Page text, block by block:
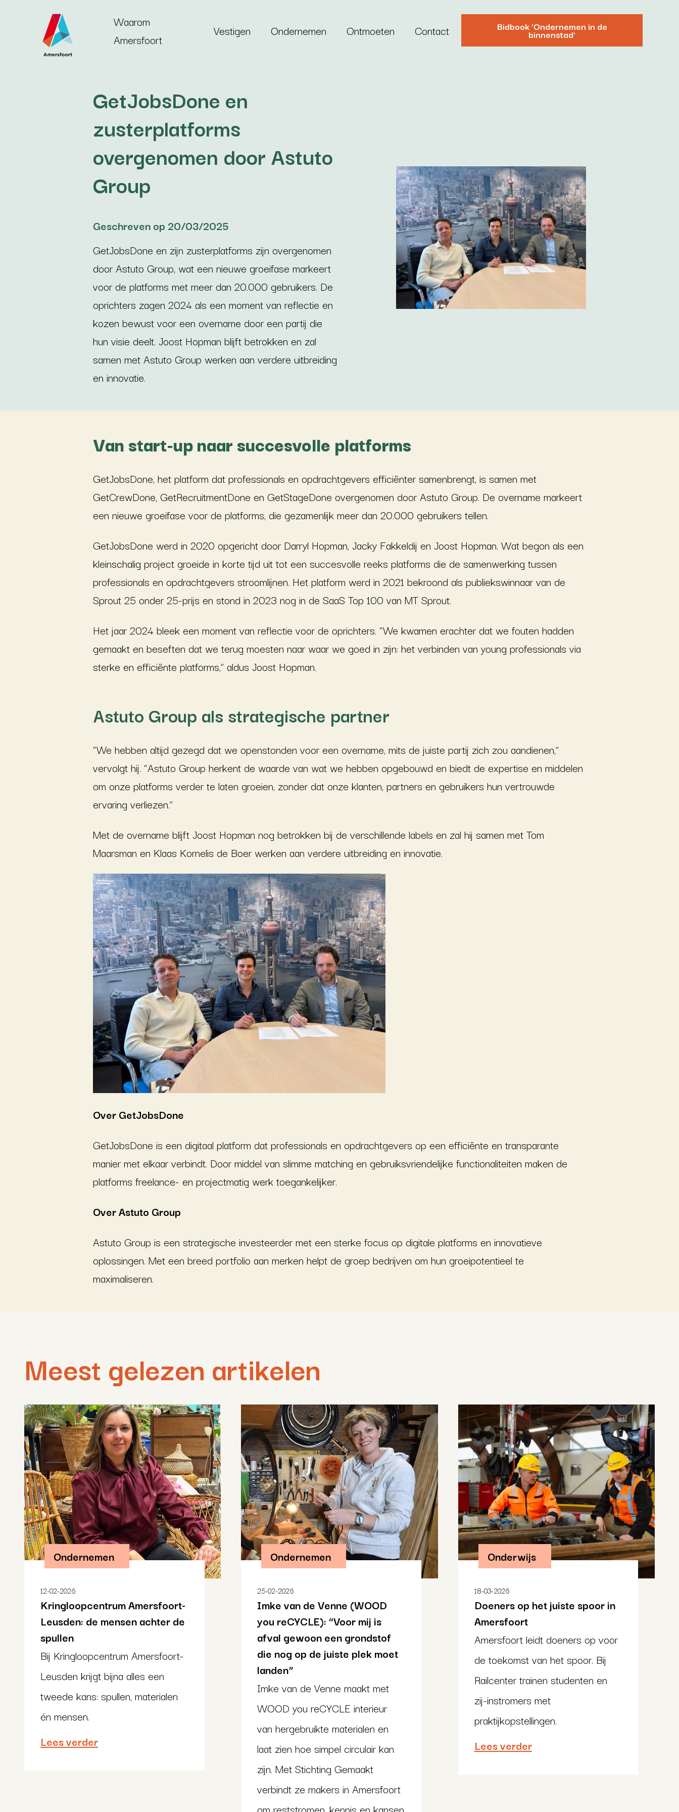
Waarom
Amersfoort
Vestigen Ondernemen Ontmoeten Contact Bidbook 'Ondernemen in de
binnenstad'
GetJobsDone en
zusterplatforms
overgenomen door Astuto
Group
Geschreven op 20/03/2025
GetJobsDone en zijn zusterplatforms zijn overgenomen
door Astuto Group, wat een nieuwe groeifase markeert
voor de platforms met meer dan 20.000 gebruikers. De
oprichters zagen 2024 als een moment van reflectie en
kozen bewust voor een overname door een partij die
hun visie deelt. Joost Hopman blijft betrokken en zal
samen met Astuto Group werken aan verdere uitbreiding
en innovatie.
Van start-up naar succesvolle platforms
GetJobsDone, het platform dat professionals en opdrachtgevers efficiënter samenbrengt, is samen met
GetCrewDone, GetRecruitmentDone en GetStageDone overgenomen door Astuto Group. De overname markeert
een nieuwe groeifase voor de platforms, die gezamenlijk meer dan 20.000 gebruikers tellen.
GetJobsDone werd in 2020 opgericht door Darryl Hopman, Jacky Fakkeldij en Joost Hopman. Wat begon als een
kleinschalig project groeide in korte tijd uit tot een succesvolle reeks platforms die de samenwerking tussen
professionals en opdrachtgevers stroomlijnen. Het platform werd in 2021 bekroond als publiekswinnaar van de
Sprout 25 onder 25-prijs en stond in 2023 nog in de SaaS Top 100 van MT Sprout.
Het jaar 2024 bleek een moment van reflectie voor de oprichters. “We kwamen erachter dat we fouten hadden
gemaakt en beseften dat we terug moesten naar waar we goed in zijn: het verbinden van young professionals via
sterke en efficiënte platforms,” aldus Joost Hopman.
Astuto Group als strategische partner
“We hebben altijd gezegd dat we openstonden voor een overname, mits de juiste partij zich zou aandienen,”
vervolgt hij. “Astuto Group herkent de waarde van wat we hebben opgebouwd en biedt de expertise en middelen
om onze platforms verder te laten groeien, zonder dat onze klanten, partners en gebruikers hun vertrouwde
ervaring verliezen.”
Met de overname blijft Joost Hopman nog betrokken bij de verschillende labels en zal hij samen met Tom
Maarsman en Klaas Kornelis de Boer werken aan verdere uitbreiding en innovatie.
Over GetJobsDone
GetJobsDone is een digitaal platform dat professionals en opdrachtgevers op een efficiënte en transparante
manier met elkaar verbindt. Door middel van slimme matching en gebruiksvriendelijke functionaliteiten maken de
platforms freelance- en projectmatig werk toegankelijker.
Over Astuto Group
Astuto Group is een strategische investeerder met een sterke focus op digitale platforms en innovatieve
oplossingen. Met een breed portfolio aan merken helpt de groep bedrijven om hun groeipotentieel te
maximaliseren.
Meest gelezen artikelen
Ondernemen
12-02-2026
Kringloopcentrum Amersfoort-
Leusden: de mensen achter de
spullen
Bij Kringloopcentrum Amersfoort-
Leusden krijgt bijna alles een
tweede kans: spullen, materialen
én mensen.
Lees verder
Ondernemen
25-02-2026
Imke van de Venne (WOOD
you reCYCLE): “Voor mij is
afval gewoon een grondstof
die nog op de juiste plek moet
landen”
Imke van de Venne maakt met
WOOD you reCYCLE interieur
van hergebruikte materialen en
laat zien hoe simpel circulair kan
zijn. Met Stichting Gemaakt
verbindt ze makers in Amersfoort
Onderwijs
18-03-2026
Doeners op het juiste spoor in
Amersfoort
Amersfoort leidt doeners op voor
de toekomst van het spoor. Bij
Railcenter trainen studenten en
zij-instromers met
praktijkopstellingen.
Lees verder